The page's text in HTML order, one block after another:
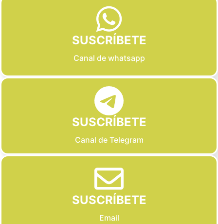
SUSCRÍBETE
Canal de whatsapp
SUSCRÍBETE
Canal de Telegram
SUSCRÍBETE
Email